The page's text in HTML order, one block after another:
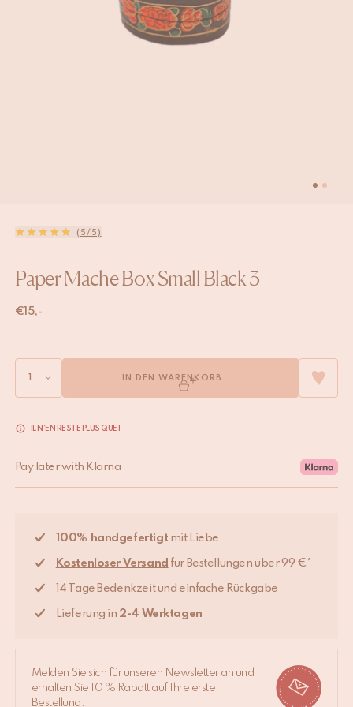
(5/5)
Paper Mache Box Small Black 3
€ 15,-
IN DEN WARENKORB
IL N’EN RESTE PLUS QUE 1
Pay later with Klarna
100% handgefertigt mit Liebe
Kostenloser Versand für Bestellungen über 99 €*
14 Tage Bedenkzeit und einfache Rückgabe
Lieferung in 2-4 Werktagen
Melden Sie sich für unseren Newsletter an und
erhalten Sie 10 % Rabatt auf Ihre erste
Bestellung.